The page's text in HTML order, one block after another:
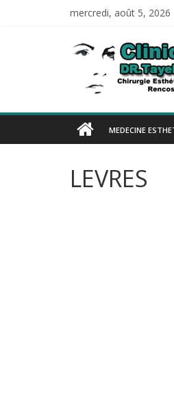
mercredi, août 5, 2026
Esthetique-
alger.com
MEDECINE
LEVRES